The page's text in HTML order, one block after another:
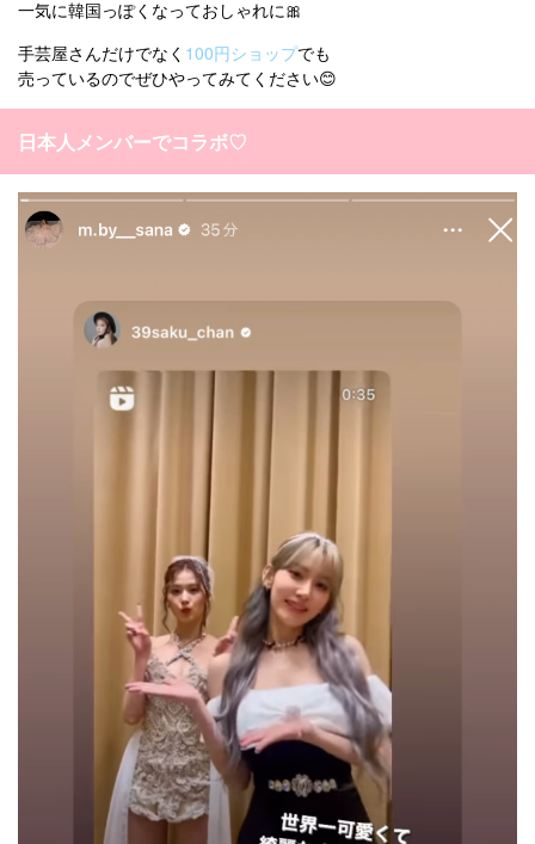
一気に韓国っぽくなっておしゃれに🎀
手芸屋さんだけでなく 100円ショップでも
売っているのでぜひやってみてください😊
日本人メンバーでコラボ♡